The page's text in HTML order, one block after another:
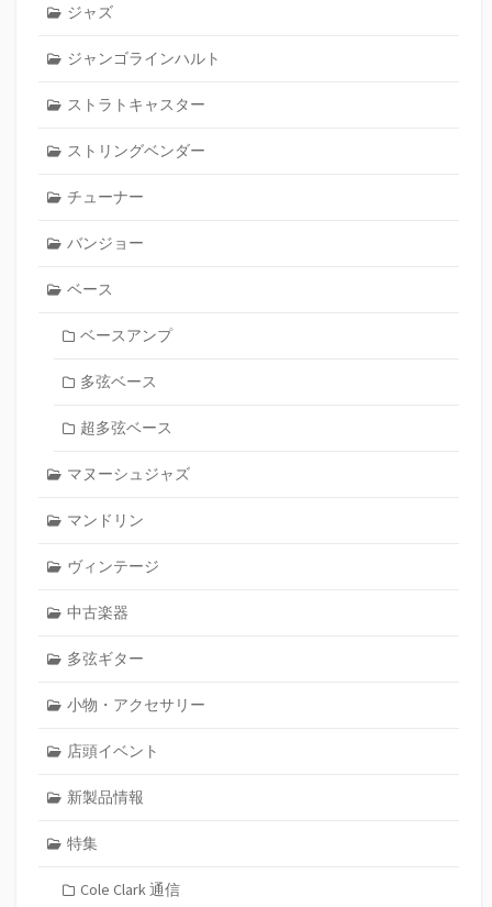
ジャズ
ジャンゴラインハルト
ストラトキャスター
ストリングベンダー
チューナー
バンジョー
ベース
ベースアンプ
多弦ベース
超多弦ベース
マヌーシュジャズ
マンドリン
ヴィンテージ
中古楽器
多弦ギター
小物・アクセサリー
店頭イベント
新製品情報
特集
Cole Clark 通信